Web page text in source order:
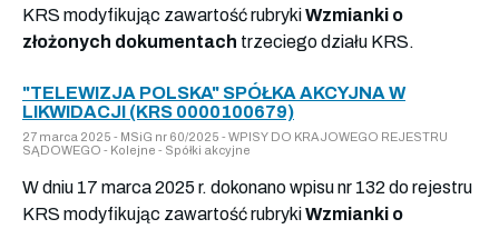
KRS modyfikując zawartość rubrykiWzmianki o
złożonych dokumentach trzeciego działu KRS.
"TELEWIZJA POLSKA" SPÓŁKA AKCYJNA W
LIKWIDACJI (KRS 0000100679)
27 marca 2025 - MSiG nr 60/2025 - WPISY DO KRAJOWEGO REJESTRU
SĄDOWEGO - Kolejne - Spółki akcyjne
W dniu 17 marca 2025 r. dokonano wpisu nr 132 do rejestru
KRS modyfikując zawartość rubrykiWzmianki o